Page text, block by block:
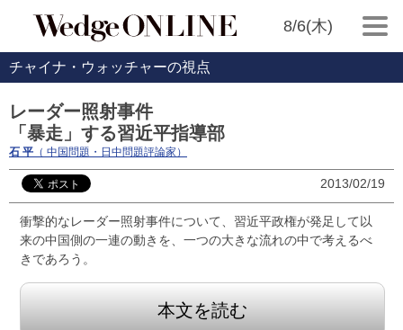
8/6(木)
チャイナ・ウォッチャーの視点
レーダー照射事件
「暴走」する習近平指導部
石 平 （ 中国問題・日中問題評論家）
2013/02/19
衝撃的なレーダー照射事件について、習近平政権が発足して以
来の中国側の一連の動きを、一つの大きな流れの中で考えるべ
きであろう。
本文を読む